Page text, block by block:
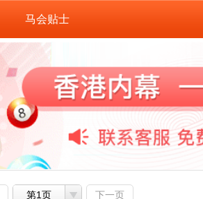
马会贴士
第1页 下一页